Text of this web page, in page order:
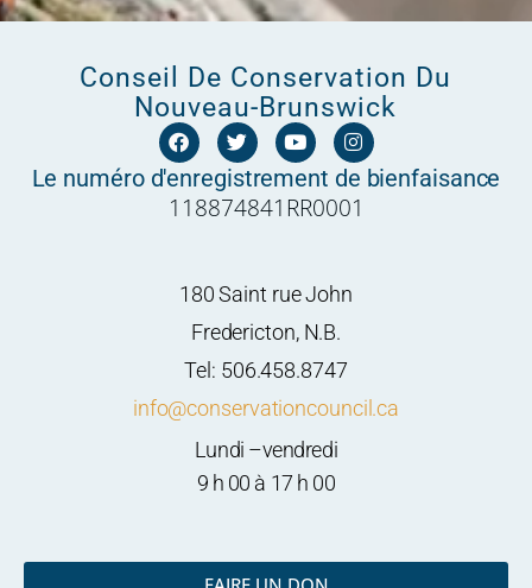
Conseil De Conservation Du
Nouveau-Brunswick
F
a
c
e
b
T
w
i
t
t
Y
o
u
t
u
I
n
s
t
a
Le numéro d'enregistrement de bienfaisance
118874841RR0001
180 Saint rue John
Fredericton, N.B.
Tel: 506.458.8747
info@conservationcouncil.ca
Lundi –vendredi
9 h 00 à 17 h 00